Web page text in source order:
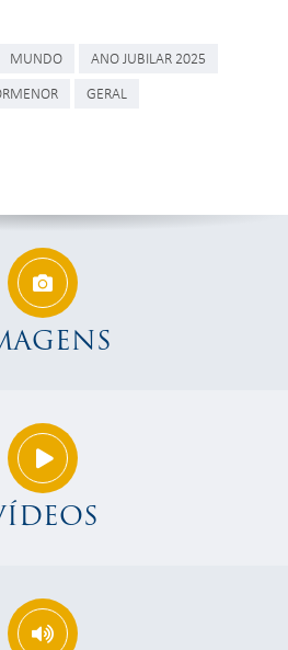
MUNDO
ANO JUBILAR 2025
GERAL